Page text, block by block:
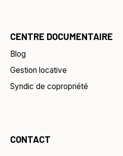
CENTRE DOCUMENTAIRE
Blog
Gestion locative
Syndic de copropriété
CONTACT